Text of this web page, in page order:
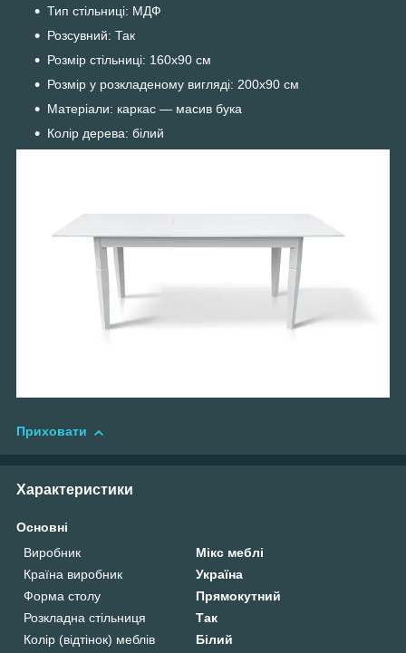
Тип стільниці: МДФ
Розсувний: Так
Розмір стільниці: 160х90 см
Розмір у розкладеному вигляді: 200х90 см
Матеріали: каркас — масив бука
Колір дерева: білий
Приховати
Характеристики
Основні
Виробник
Мікс меблі
Країна виробник
Україна
Форма столу
Прямокутний
Розкладна стільниця
Так
Колір (відтінок) меблів
Білий